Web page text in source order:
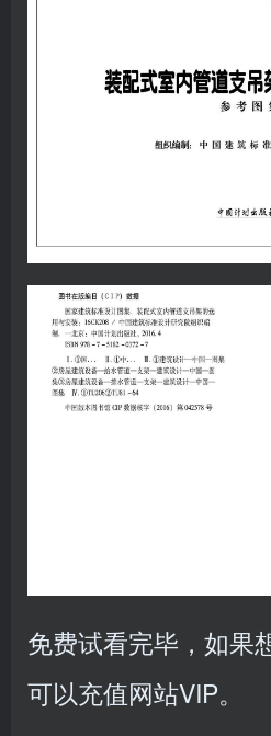
免费试看完毕，如果
可以充值网站VIP。